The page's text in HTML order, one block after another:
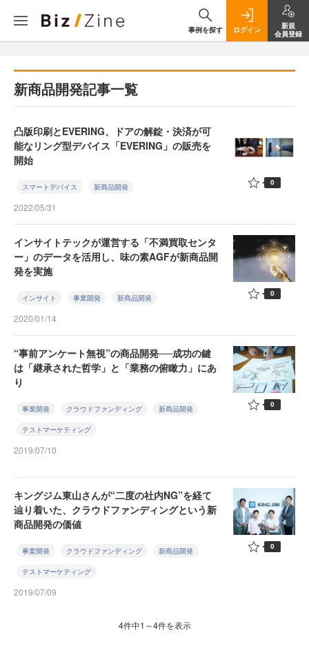
事例を探す ログイン
新規
会員登録
新商品開発記事一覧
凸版印刷とEVERING、ドアの解錠・決済が可
能なリング型デバイス「EVERING」の販売を
開始
スマートデバイス 新商品開発
2022/05/31
0
インサイトテックが運営する「不満買取センタ
ー」のデータを活用し、味の素AGFが新商品開
発を実施
インサイト 事業開発 新商品開発
2020/01/14
0
“事前アンケート無視”の商品開発──成功の鍵
は「継承された哲学」と「業務の俯瞰力」にあ
り
事業開発 クラウドファンディング 新商品開発
テストマーケティング
2019/07/10
0
キングジム東山さんが“二度の社内NG”を経て
辿り着いた、クラウドファンディングという新
商品開発の価値
事業開発 クラウドファンディング 新商品開発
テストマーケティング
2019/07/09
0
4件中1～4件を表示